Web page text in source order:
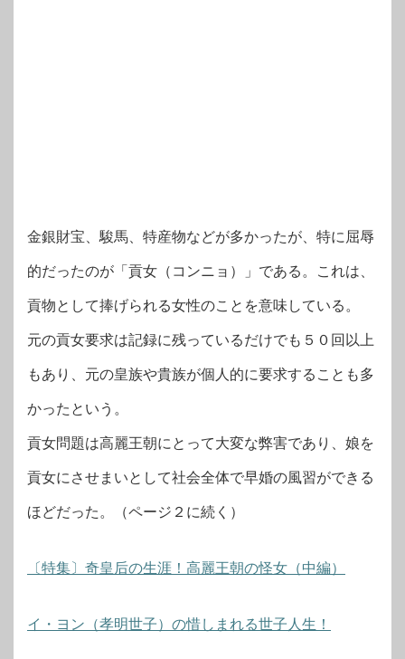
金銀財宝、駿馬、特産物などが多かったが、特に屈辱
的だったのが「貢女（コンニョ）」である。これは、
貢物として捧げられる女性のことを意味している。
元の貢女要求は記録に残っているだけでも５０回以上
もあり、元の皇族や貴族が個人的に要求することも多
かったという。
貢女問題は高麗王朝にとって大変な弊害であり、娘を
貢女にさせまいとして社会全体で早婚の風習ができる
ほどだった。（ページ２に続く）
〔特集〕奇皇后の生涯！高麗王朝の怪女（中編）
イ・ヨン（孝明世子）の惜しまれる世子人生！